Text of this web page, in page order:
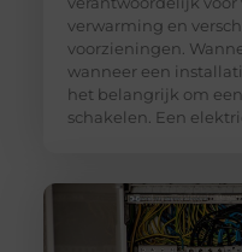
verwarming en
voorzieningen.
wanneer een
het belangrijk om
schakelen. Een